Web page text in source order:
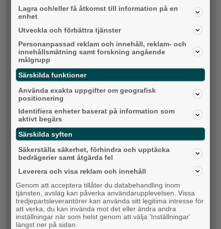
Alingsås
Detta händer i Alingsås 3–10 augusti
Backa/Kärra
Lagra och/eller få åtkomst till information på en
enhet
Utveckla och förbättra tjänster
Personanpassad reklam och innehåll, reklam- och
innehållsmätning samt forskning angående
målgrupp
Särskilda funktioner
Använda exakta uppgifter om geografisk
positionering
Identifiera enheter baserat på information som
aktivt begärs
Särskilda syften
Säkerställa säkerhet, förhindra och upptäcka
bedrägerier samt åtgärda fel
Leverera och visa reklam och innehåll
Genom att acceptera tillåter du databehandling inom
tjänsten, avslag kan påverka användarupplevelsen. Vissa
tredjepartsleverantörer kan använda sitt legitima intresse för
att verka, du kan invända mot det eller ändra andra
inställningar när som helst genom att välja 'Inställningar'
längst ner på sidan.